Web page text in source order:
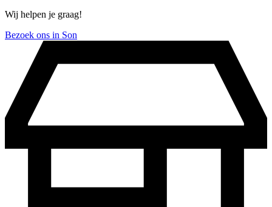
Wij helpen je graag!
Bezoek ons in Son